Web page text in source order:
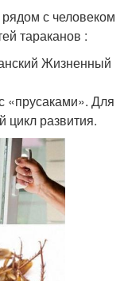
с человеком
тараканов :
Жизненный
«прусаками». Для
цикл развития.